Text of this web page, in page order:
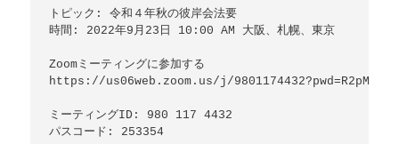
トピック: 令和４年秋の彼岸会法要
時間: 2022年9月23日 10:00 AM 大阪、札幌、東京
Zoomミーティングに参加する
https://us06web.zoom.us/j/
ミーティングID: 980 117 4432